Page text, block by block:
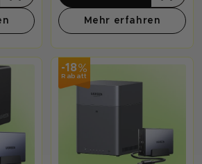
Mehr erfahren
-18%
Rabatt